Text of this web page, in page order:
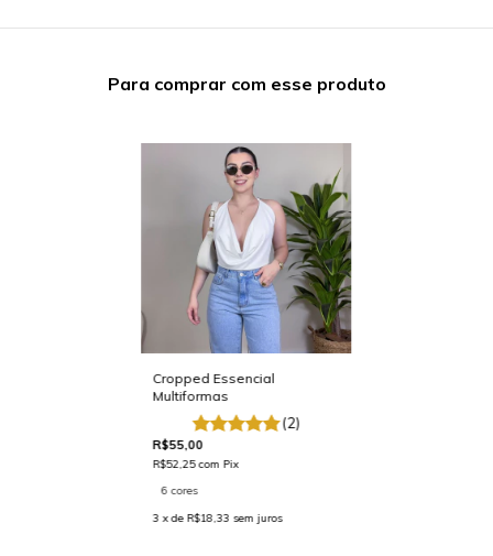
Para comprar com esse produto
Cropped Essencial
Multiformas
(2)
R$55,00
R$52,25com Pix
6 cores
3 x de R$18,33 sem juros